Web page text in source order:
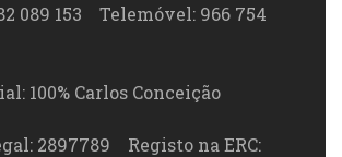
089 153 Telemóvel: 966 754
100% Carlos Conceição
2897789 Registo na ERC: